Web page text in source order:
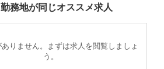
務地が同じオススメ求人
りません。まずは求人を閲覧しましょ
う。